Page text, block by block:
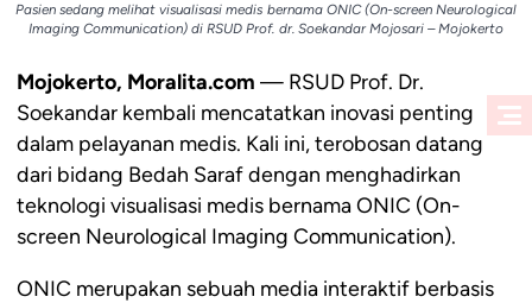
Pasien sedang melihat visualisasi medis bernama ONIC (On-screen Neurological
Imaging Communication) di RSUD Prof. dr. Soekandar Mojosari – Mojokerto
Mojokerto, Moralita.com — RSUD Prof. Dr.
Soekandar kembali mencatatkan inovasi penting
dalam pelayanan medis. Kali ini, terobosan datang
dari bidang Bedah Saraf dengan menghadirkan
teknologi visualisasi medis bernama ONIC (On-
screen Neurological Imaging Communication).
ONIC merupakan sebuah media interaktif berbasis